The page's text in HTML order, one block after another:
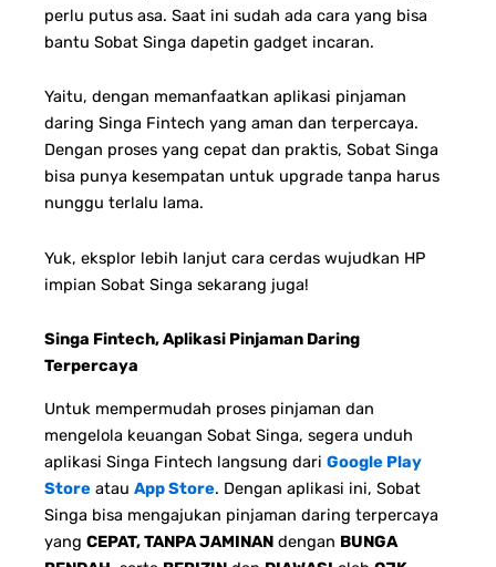
perlu putus asa. Saat ini sudah ada cara yang bisa
bantu Sobat Singa dapetin gadget incaran.
Yaitu, dengan memanfaatkan aplikasi pinjaman
daring Singa Fintech yang aman dan terpercaya.
Dengan proses yang cepat dan praktis, Sobat Singa
bisa punya kesempatan untuk upgrade tanpa harus
nunggu terlalu lama.
Yuk, eksplor lebih lanjut cara cerdas wujudkan HP
impian Sobat Singa sekarang juga!
Singa Fintech, Aplikasi Pinjaman Daring
Terpercaya
Untuk mempermudah proses pinjaman dan
mengelola keuangan Sobat Singa, segera unduh
aplikasi Singa Fintech langsung dari Google Play
Store atau App Store. Dengan aplikasi ini, Sobat
Singa bisa mengajukan pinjaman daring terpercaya
yang CEPAT, TANPA JAMINAN dengan BUNGA